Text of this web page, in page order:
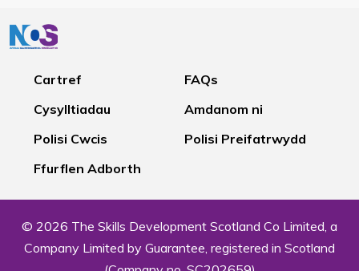
Cartref
FAQs
Cysylltiadau
Amdanom ni
Polisi Cwcis
Polisi Preifatrwydd
Ffurflen Adborth
© 2026 The Skills Development Scotland Co Limited, a
Company Limited by Guarantee, registered in Scotland